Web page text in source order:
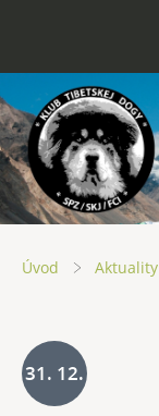
Úvod Aktuality
31. 12.